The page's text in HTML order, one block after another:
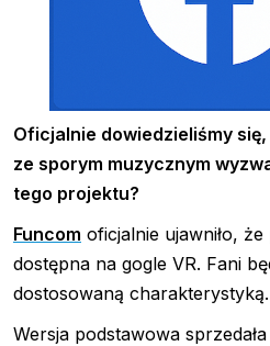
Oficjalnie dowiedzieliśmy
ze sporym muzycznym
tego projektu?
Funcom oficjalnie ujawniło,
dostępna na gogle VR. Fani
dostosowaną charakterystyką.
Wersja podstawowa